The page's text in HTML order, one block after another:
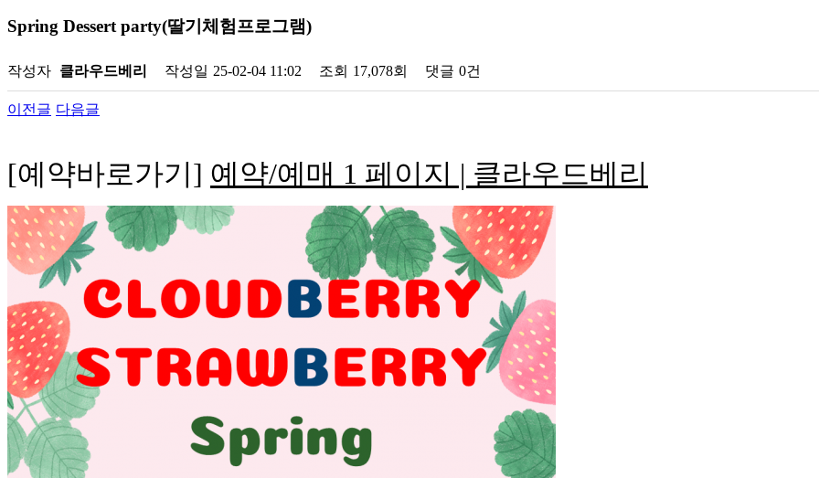
Spring Dessert party(딸기체험프로그램)
작성자 클라우드베리 작성일 25-02-04 11:02 조회 17,078회 댓글 0건
이전글 다음글
[예약바로가기] 예약/예매 1 페이지 | 클라우드베리